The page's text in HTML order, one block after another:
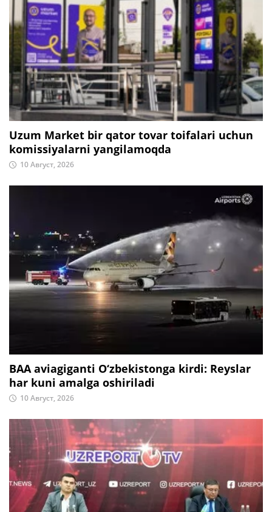
Uzum Market bir qator tovar toifalari uchun
komissiyalarni yangilamoqda
10 Август, 2026
BAA aviagiganti O‘zbekistonga kirdi: Reyslar
har kuni amalga oshiriladi
10 Август, 2026